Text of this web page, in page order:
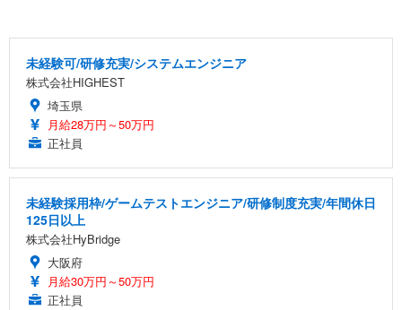
未経験可/研修充実/システムエンジニア
株式会社HIGHEST
埼玉県
月給28万円～50万円
正社員
未経験採用枠/ゲームテストエンジニア/研修制度充実/年間休日
125日以上
株式会社HyBridge
大阪府
月給30万円～50万円
正社員